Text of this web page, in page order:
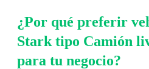
¿Por qué preferir
Stark tipo Camión
para tu negocio?